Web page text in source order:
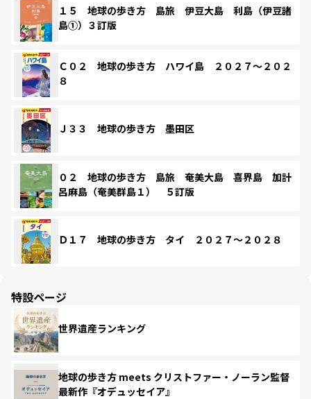
１５ 地球の歩き方 島旅 伊豆大島 利島（伊豆諸
島①）３訂版
Ｃ０２ 地球の歩き方 ハワイ島 ２０２７～２０２
８
Ｊ３３ 地球の歩き方 墨田区
０２ 地球の歩き方 島旅 奄美大島 喜界島 加計
呂麻島（奄美群島１） ５訂版
Ｄ１７ 地球の歩き方 タイ ２０２７～２０２８
特設ページ
世界遺産ランキング
地球の歩き方 meets クリストファー・ノーラン監督
最新作『オデュッセイア』